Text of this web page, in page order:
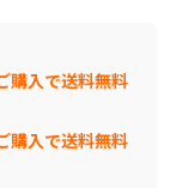
購入で送料無料
購入で送料無料